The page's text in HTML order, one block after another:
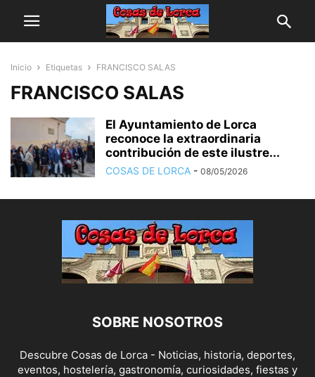
Inicio Etiquetas FRANCISCO SALAS
FRANCISCO SALAS
El Ayuntamiento de Lorca
reconoce la extraordinaria
contribución de este ilustre...
COSAS DE LORCA - 08/05/2026
SOBRE NOSOTROS
Descubre Cosas de Lorca - Noticias, historia, deportes,
eventos, hostelería, gastronomía, curiosidades, fiestas y